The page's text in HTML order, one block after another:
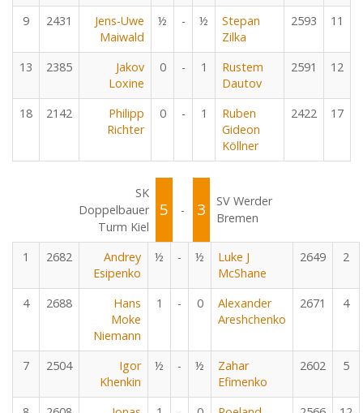
9 2431
Jens-Uwe
Maiwald
½ - ½
Stepan
Zilka
2593 11
13 2385
Jakov
Loxine
0 - 1
Rustem
Dautov
2591 12
18 2142
Philipp
Richter
0 - 1
Ruben
Gideon
Köllner
2422 17
SK
Doppelbauer
Turm Kiel
5 - 3
SV Werder
Bremen
1 2682
Andrey
Esipenko
½ - ½
Luke J
McShane
2649 2
4 2688
Hans
Moke
Niemann
1 - 0
Alexander
Areshchenko
2671 4
7 2504
Igor
Khenkin
½ - ½
Zahar
Efimenko
2602 5